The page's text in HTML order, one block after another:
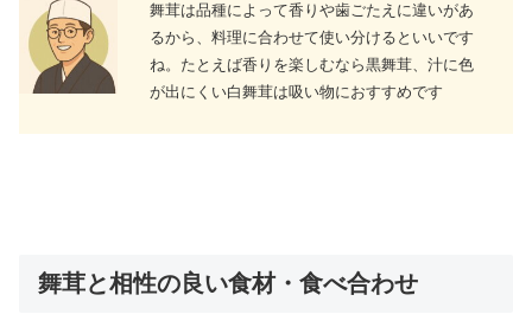
舞茸は品種によって香りや歯ごたえに違いがあ
るから、料理に合わせて使い分けるといいです
ね。たとえば香りを楽しむなら黒舞茸、汁に色
が出にくい白舞茸は吸い物におすすめです
舞茸と相性の良い食材・食べ合わせ